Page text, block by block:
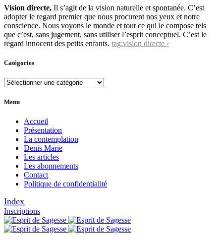
Vision directe, Il s’agit de la vision naturelle et spontanée. C’est
adopter le regard premier que nous procurent nos yeux et notre
conscience. Nous voyons le monde et tout ce qui le compose tels
que c’est, sans jugement, sans utiliser l’esprit conceptuel. C’est le
regard innocent des petits enfants. tag:vision directe ›
Catégories
Catégories
Menu
Accueil
Présentation
La contemplation
Denis Marie
Les articles
Les abonnements
Contact
Politique de confidentialité
Index
Inscriptions